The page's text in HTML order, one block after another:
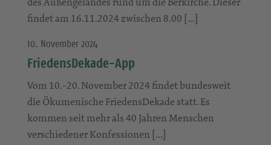
findet am 16.11.2024 zwischen 8.00 […]
10. November 2024
FriedensDekade-App
Vom 10.-20. November 2024 findet bundesweit
die Ökumenische FriedensDekade statt. Es
kommen seit mehr als 40 Jahren Menschen
verschiedener Konfessionen […]